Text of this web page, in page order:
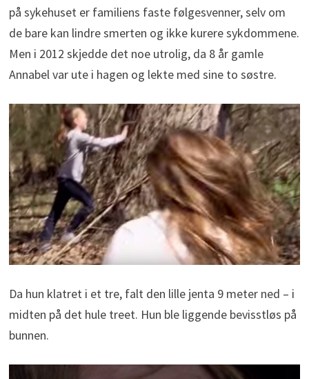
på sykehuset er familiens faste følgesvenner, selv om
de bare kan lindre smerten og ikke kurere sykdommene.
Men i 2012 skjedde det noe utrolig, da 8 år gamle
Annabel var ute i hagen og lekte med sine to søstre.
Da hun klatret i et tre, falt den lille jenta 9 meter ned – i
midten på det hule treet. Hun ble liggende bevisstløs på
bunnen.